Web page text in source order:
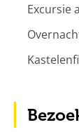
Excursie